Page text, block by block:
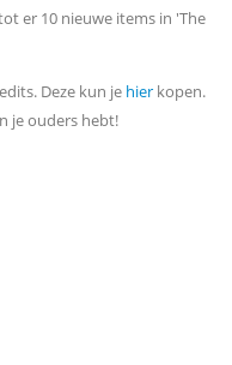
er 10 nieuwe items in 'The
Deze kun je hier kopen.
je ouders hebt!